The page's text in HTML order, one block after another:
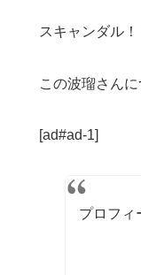
スキャンダル
この波瑠さん
[ad#ad-1]
プロフィ